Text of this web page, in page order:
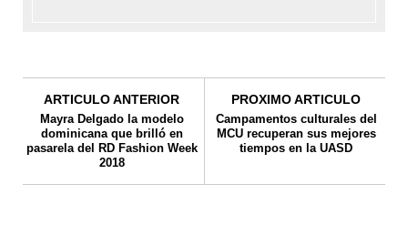
ARTICULO ANTERIOR
Mayra Delgado la modelo
dominicana que brilló en
pasarela del RD Fashion Week
2018
PROXIMO ARTICULO
Campamentos culturales del
MCU recuperan sus mejores
tiempos en la UASD